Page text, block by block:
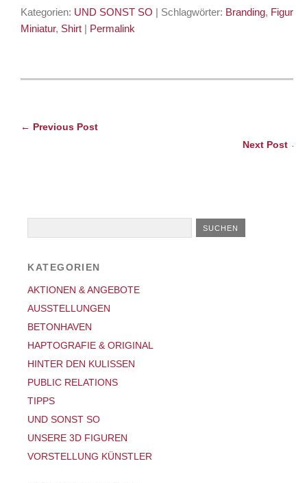
Kategorien: UND SONST SO | Schlagwörter: Branding, Figur,
Miniatur, Shirt | Permalink
← Previous Post
Next Post →
KATEGORIEN
AKTIONEN & ANGEBOTE
AUSSTELLUNGEN
BETONHAVEN
HAPTOGRAFIE & ORIGINAL
HINTER DEN KULISSEN
PUBLIC RELATIONS
TIPPS
UND SONST SO
UNSERE 3D FIGUREN
VORSTELLUNG KÜNSTLER